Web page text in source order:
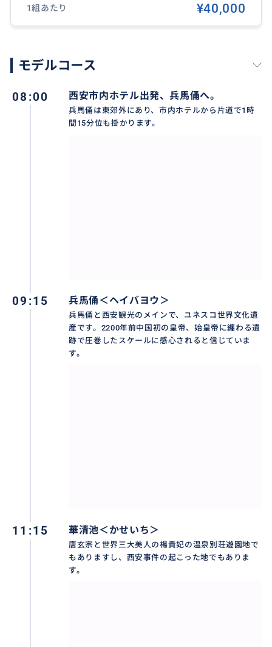
お楽しみ下さい。
兵馬俑は西安市内より50キロも離れる東郊外にあり、
1組あたり ¥40,000
モデルコース
08:00 西安市内ホテル出発、兵馬俑へ。
兵馬俑は東郊外にあり、市内ホテルから片道で1時
間15分位も掛かります。
09:15 兵馬俑＜ヘイバヨウ＞
兵馬俑と西安観光のメインで、ユネスコ世界文化遺
産です。2200年前中国初の皇帝、始皇帝に纏わる遺
跡で圧巻したスケールに感心されると信じていま
す。
11:15 華清池＜かせいち＞
唐玄宗と世界三大美人の楊貴妃の温泉別荘遊園地で
もありますし、西安事件の起こった地でもありま
す。